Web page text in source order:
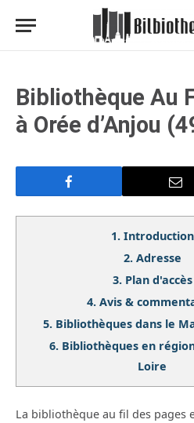
Bibliothèque Au
à Orée d’Anjou
1. Introduction
2. Adresse
3. Plan d'accès
4. Avis &
5. Bibliothèques dans le
6. Bibliothèques en
Loire
La bibliothèque au fil des pages